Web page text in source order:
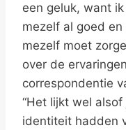
een geluk, want
mezelf al goed
mezelf moet
over de
correspondentie
“Het lijkt wel
identiteit hadden